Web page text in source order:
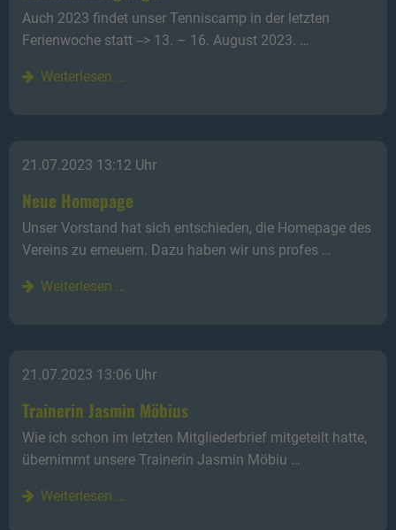
Auch 2023 findet unser Tenniscamp in der letzten
Ferienwoche statt --> 13. – 16. August 2023. …
Weiterlesen …
21.07.2023 13:12 Uhr
Neue Homepage
Unser Vorstand hat sich entschieden, die Homepage des
Vereins zu erneuern. Dazu haben wir uns profes …
Weiterlesen …
21.07.2023 13:06 Uhr
Trainerin Jasmin Möbius
Wie ich schon im letzten Mitgliederbrief mitgeteilt hatte,
übernimmt unsere Trainerin Jasmin Möbiu …
Weiterlesen …